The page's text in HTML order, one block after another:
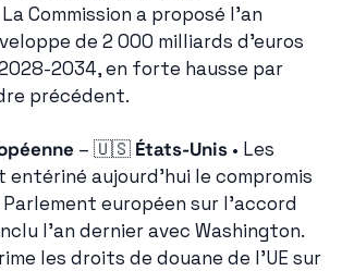
Commission a proposé l'an
de 2 000 milliards d'euros
2034, en forte hausse par
précédent.
– 🇺🇸 États-Unis • Les
aujourd'hui le compromis
européen sur l'accord
l'an dernier avec Washington.
les droits de douane de l'UE sur